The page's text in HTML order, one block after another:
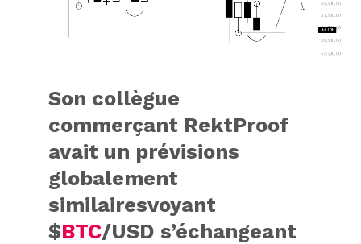
Son collègue
commerçant RektProof
avait un prévisions
globalement
similairesvoyant
$BTC/USD s’échangeant